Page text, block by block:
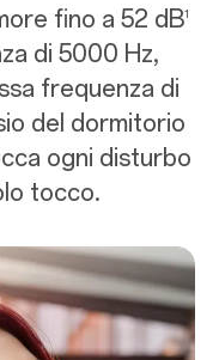
fino a 52 dB1
di 5000 Hz,
frequenza di
del dormitorio
ogni disturbo
tocco.